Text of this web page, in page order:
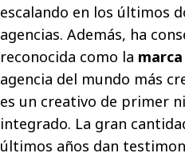
escalando en los últimos
agencias. Además, ha
reconocida como la
agencia del mundo más
es un creativo de primer
integrado. La gran
últimos años dan